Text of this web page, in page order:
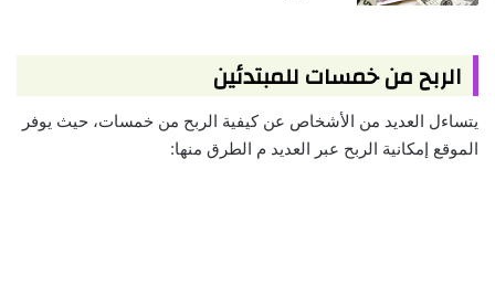
الربح من خمسات للمبتدئين
يتساءل العديد من الأشخاص عن كيفية الربح من خمسات، حيث يوفر
الموقع إمكانية الربح عبر العديد م الطرق منها: